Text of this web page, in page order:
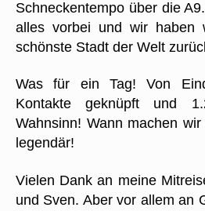
Schneckentempo über die
alles vorbei und wir haben
schönste Stadt der Welt
Was für ein Tag! Von
Kontakte geknüpft und
Wahnsinn! Wann machen
legendär!
Vielen Dank an meine
und Sven. Aber vor allem an